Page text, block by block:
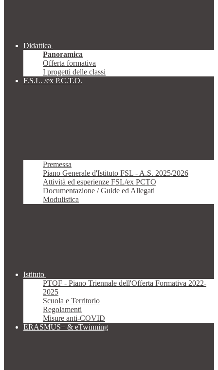
Didattica
Panoramica
Offerta formativa
I progetti delle classi
F.S.L. /ex P.C.T.O.
Premessa
Piano Generale d'Istituto FSL - A.S. 2025/2026
Attività ed esperienze FSL/ex PCTO
Documentazione / Guide ed Allegati
Modulistica
Istituto
PTOF - Piano Triennale dell'Offerta Formativa 2022-
2025
Scuola e Territorio
Regolamenti
Misure anti-COVID
ERASMUS+ & eTwinning